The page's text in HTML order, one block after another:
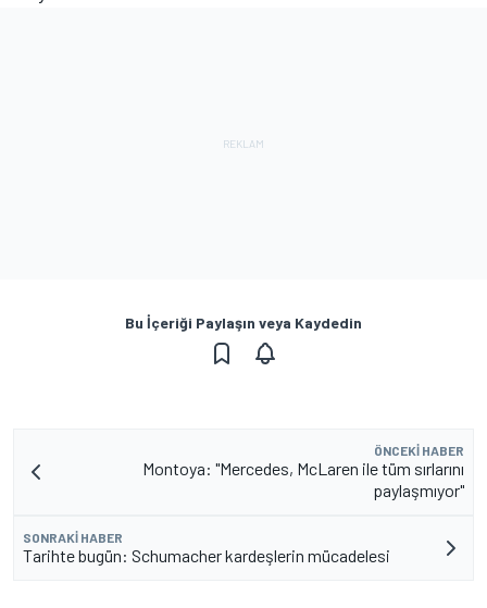
Bu İçeriği Paylaşın veya Kaydedin
ÖNCEKI HABER
Montoya: "Mercedes, McLaren ile tüm sırlarını
paylaşmıyor"
SONRAKI HABER
Tarihte bugün: Schumacher kardeşlerin mücadelesi